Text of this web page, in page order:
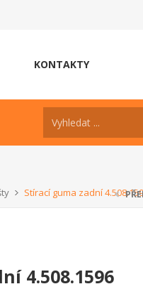
KONTAKTY
Stírací guma zadní
4.508.1596